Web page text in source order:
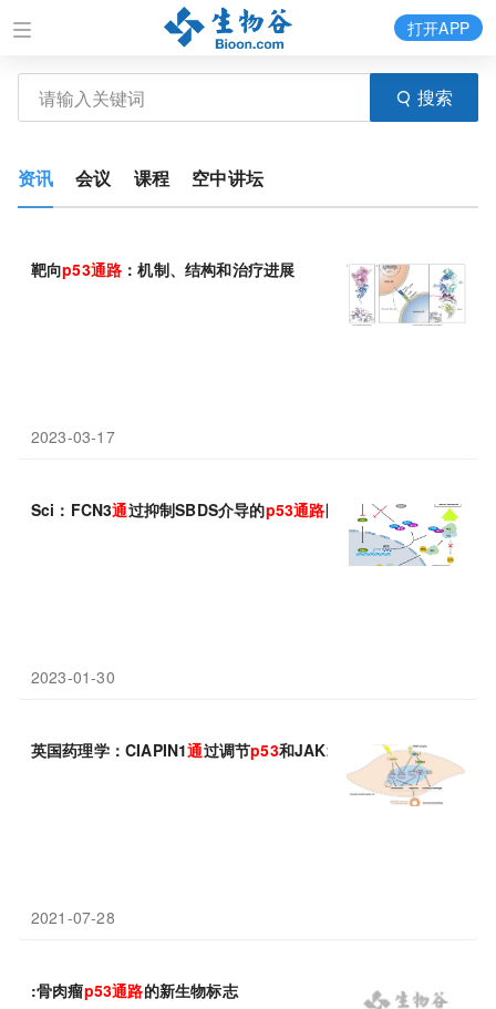
搜索
打开APP
资讯 会议 课程 空中讲坛
靶向p53通路 ：机制、结构和治疗进展
2023-03-17
Sci：FCN3通过抑制SBDS介导的p53通路阻断抑制肝细胞癌的进
2023-01-30
英国药理学：CIAPIN1通过调节p53和JAK2-STAT3促进血管平滑
2021-07-28
:骨肉瘤p53通路的新生物标志